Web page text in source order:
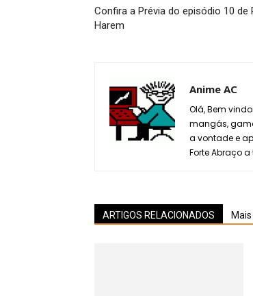
Confira a Prévia do episódio 10 de
Harem
Anime AC
Olá, Bem
mangás,
a vontade e
Forte Abraço a
ARTIGOS RELACIONADOS